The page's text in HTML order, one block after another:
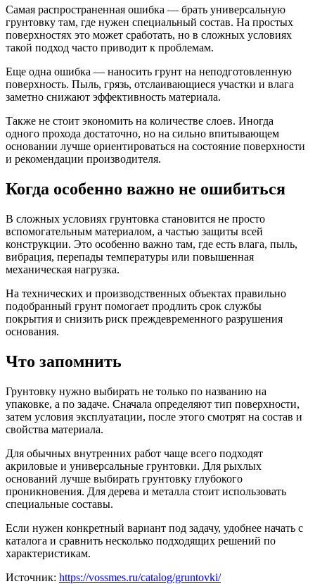
Самая распространенная ошибка — брать универсальную
грунтовку там, где нужен специальный состав. На простых
поверхностях это может сработать, но в сложных условиях
такой подход часто приводит к проблемам.
Еще одна ошибка — наносить грунт на неподготовленную
поверхность. Пыль, грязь, отслаивающиеся участки и влага
заметно снижают эффективность материала.
Также не стоит экономить на количестве слоев. Иногда
одного прохода достаточно, но на сильно впитывающем
основании лучше ориентироваться на состояние поверхности
и рекомендации производителя.
Когда особенно важно не ошибиться
В сложных условиях грунтовка становится не просто
вспомогательным материалом, а частью защиты всей
конструкции. Это особенно важно там, где есть влага, пыль,
вибрация, перепады температуры или повышенная
механическая нагрузка.
На технических и производственных объектах правильно
подобранный грунт помогает продлить срок службы
покрытия и снизить риск преждевременного разрушения
основания.
Что запомнить
Грунтовку нужно выбирать не только по названию на
упаковке, а по задаче. Сначала определяют тип поверхности,
затем условия эксплуатации, после этого смотрят на состав и
свойства материала.
Для обычных внутренних работ чаще всего подходят
акриловые и универсальные грунтовки. Для рыхлых
оснований лучше выбирать грунтовку глубокого
проникновения. Для дерева и металла стоит использовать
специальные составы.
Если нужен конкретный вариант под задачу, удобнее начать с
каталога и сравнить несколько подходящих решений по
характеристикам.
Источник: https://vossmes.ru/catalog/gruntovki/